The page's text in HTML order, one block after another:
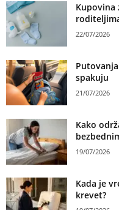
Kupovina
22/07/2026
spakuju
21/07/2026
Kako
19/07/2026
Kada je
krevet?